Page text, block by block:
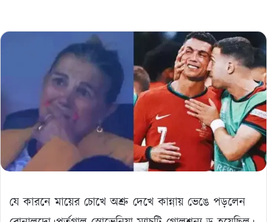
যে কারনে মায়ের চোখে অশ্রু দেখে কান্নায় ভেঙে পড়লেন